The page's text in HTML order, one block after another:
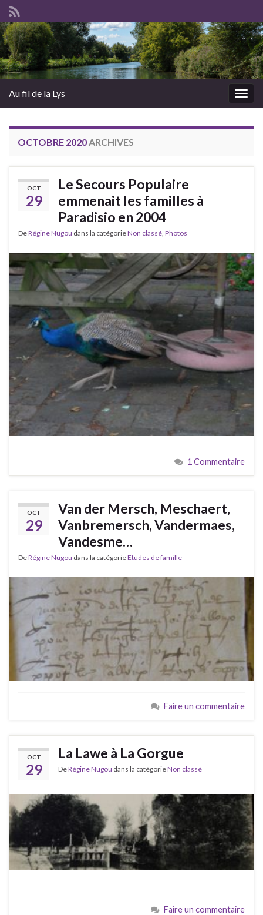
Au fil de la Lys
OCTOBRE 2020 ARCHIVES
OCT
29
Le Secours Populaire
emmenait les familles à
Paradisio en 2004
DeRégine Nugou dans la catégorieNon classé Photos
1 Commentaire
OCT
29
Van der Mersch, Meschaert,
Vanbremersch, Vandermaes,
Vandesme…
DeRégine Nugou dans la catégorieEtudes de famille
Faire un commentaire
OCT
29
La Lawe à La Gorgue
DeRégine Nugou dans la catégorieNon classé
Faire un commentaire